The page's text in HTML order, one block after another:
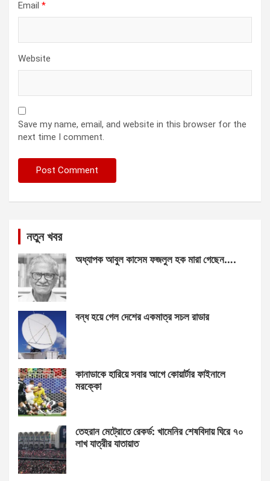
Email *
Website
Save my name, email, and website in this browser for the
next time I comment.
নতুন খবর
অধ্যাপক আবুল কাসেম ফজলুল হক মারা গেছেন….
বন্ধ হয়ে গেল দেশের একমাত্র সচল রাডার
কানাডাকে হারিয়ে সবার আগে কোয়ার্টার ফাইনালে
মরক্কো
তেহরান মেট্রোতে রেকর্ড: খামেনির শেষবিদায় ঘিরে ৭০
লাখ যাত্রীর যাতায়াত